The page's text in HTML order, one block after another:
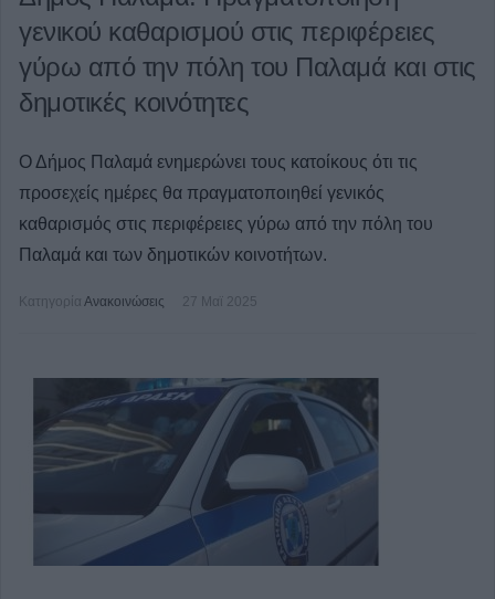
γενικού καθαρισμού στις περιφέρειες
γύρω από την πόλη του Παλαμά και στις
δημοτικές κοινότητες
Ο Δήμος Παλαμά ενημερώνει τους κατοίκους ότι τις
προσεχείς ημέρες θα πραγματοποιηθεί γενικός
καθαρισμός στις περιφέρειες γύρω από την πόλη του
Παλαμά και των δημοτικών κοινοτήτων.
Κατηγορία Ανακοινώσεις 27 Μαϊ 2025